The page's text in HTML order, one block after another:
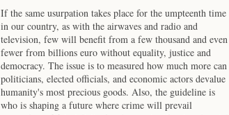
If the same usurpation takes place for the umpteenth time
in our country, as with the airwaves and radio and
television, few will benefit from a few thousand and even
fewer from billions euro without equality, justice and
democracy. The issue is to measured how much more can
politicians, elected officials, and economic actors devalue
humanity's most precious goods. Also, the guideline is
who is shaping a future where crime will prevail